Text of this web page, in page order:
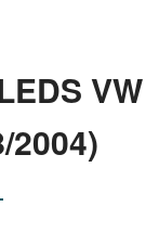
VW
2004)